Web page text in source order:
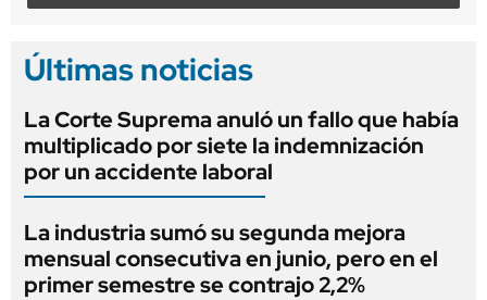
Últimas noticias
La Corte Suprema anuló un fallo que había
multiplicado por siete la indemnización
por un accidente laboral
La industria sumó su segunda mejora
mensual consecutiva en junio, pero en el
primer semestre se contrajo 2,2%